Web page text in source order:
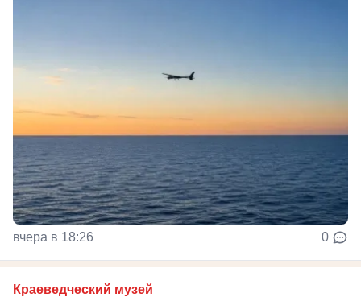
вчера в 18:26 0
Краеведческий музей